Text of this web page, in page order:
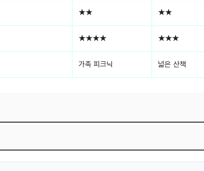
★★ ★★
★★★★ ★★★
가족 피크닉 넓은 산책